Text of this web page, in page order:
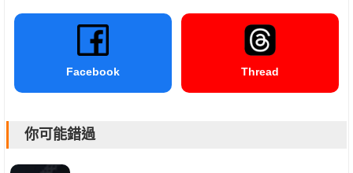
Facebook Thread
你可能錯過